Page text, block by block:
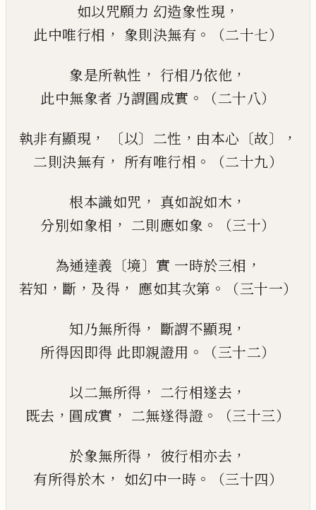
如以咒願力 幻造象性現 ，
此中唯行相 ， 象則決無有 。 （二十七）
象是所執性 ， 行相乃依他 ，
此中無象者 乃謂圓成實 。 （二十八）
執非有顯現 ， 〔以〕 二性 ， 由本心 〔故〕，
二則決無有 ， 所有唯行相 。 （二十九）
根本識如咒 ， 真如說如木 ，
分別如象相 ， 二則應如象 。 （三十）
為通達義 〔境〕 實 一時於三相 ，
若知 ， 斷 ， 及得 ， 應如其次第 。 （三十一）
知乃無所得 ， 斷謂不顯現 ，
所得因即得 此即親證用 。 （三十二）
以二無所得 ， 二行相遂去 ，
既去 ， 圓成實 ， 二無遂得證 。 （三十三）
於象無所得 ， 彼行相亦去 ，
有所得於木 ， 如幻中一時 。 （三十四）